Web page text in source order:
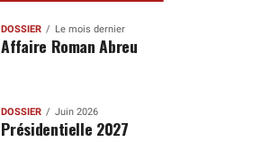
DOSSIER Le mois dernier
Affaire Roman Abreu
DOSSIER Juin 2026
Présidentielle 2027